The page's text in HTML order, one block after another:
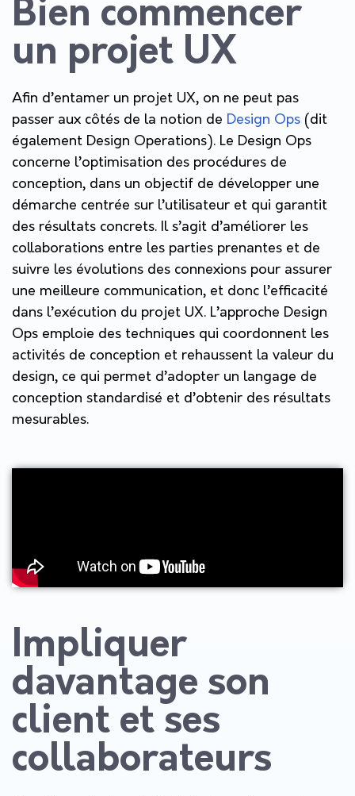
Bien commencer
un projet UX
Afin d’entamer un projet UX, on ne peut pas
passer aux côtés de la notion de Design Ops (dit
également Design Operations). Le Design Ops
concerne l’optimisation des procédures de
conception, dans un objectif de développer une
démarche centrée sur l’utilisateur et qui garantit
des résultats concrets. Il s’agit d’améliorer les
collaborations entre les parties prenantes et de
suivre les évolutions des connexions pour assurer
une meilleure communication, et donc l’efficacité
dans l’exécution du projet UX. L’approche Design
Ops emploie des techniques qui coordonnent les
activités de conception et rehaussent la valeur du
design, ce qui permet d’adopter un langage de
conception standardisé et d’obtenir des résultats
mesurables.
Impliquer
davantage son
client et ses
collaborateurs